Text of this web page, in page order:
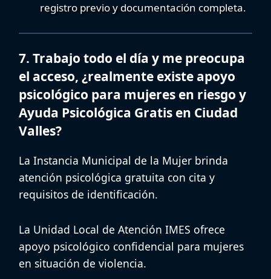
registro previo y documentación completa.
7. Trabajo todo el día y me preocupa
el acceso, ¿realmente existe apoyo
psicológico para mujeres en riesgo y
Ayuda Psicológica Gratis en Ciudad
Valles?
La Instancia Municipal de la Mujer brinda
atención psicológica gratuita con cita y
requisitos de identificación.
La Unidad Local de Atención IMES ofrece
apoyo psicológico confidencial para mujeres
en situación de violencia.